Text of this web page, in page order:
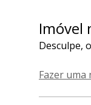
Imóvel
Desculpe,
Fazer uma